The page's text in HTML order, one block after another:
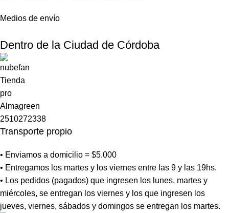
Medios de envío
Dentro de la Ciudad de Córdoba
Transporte propio
• Enviamos a domicilio = $5.000
• Entregamos los martes y los viernes entre las 9 y las 19hs.
• Los pedidos (pagados) que ingresen los lunes, martes y
miércoles, se entregan los viernes y los que ingresen los
jueves, viernes, sábados y domingos se entregan los martes.